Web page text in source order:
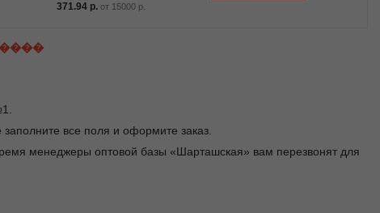
371.94 р. от 15000 р.
заполните все поля и оформите заказ.
менеджеры оптовой базы «Шарташская» вам перезвонят для